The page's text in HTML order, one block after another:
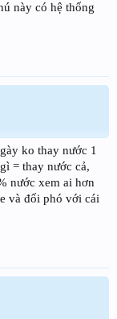
này có hệ thống
ko thay nước 1
= thay nước cả,
nước xem ai hơn
và đối phó với cái